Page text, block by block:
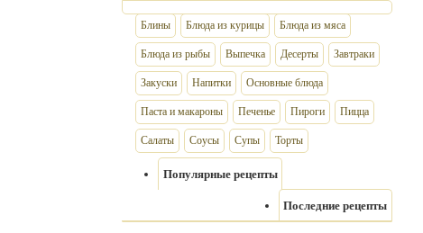
Блины Блюда из курицы Блюда из мяса
Блюда из рыбы Выпечка Десерты Завтраки
Закуски Напитки Основные блюда
Паста и макароны Печенье Пироги Пицца
Салаты Соусы Супы Торты
Популярные рецепты
Последние рецепты